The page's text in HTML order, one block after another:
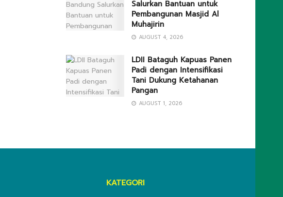
Salurkan Bantuan untuk
Pembangunan Masjid Al
Muhajirin
AUGUST 4, 2026
LDII Bataguh Kapuas Panen
Padi dengan Intensifikasi
Tani Dukung Ketahanan
Pangan
AUGUST 1, 2026
KATEGORI